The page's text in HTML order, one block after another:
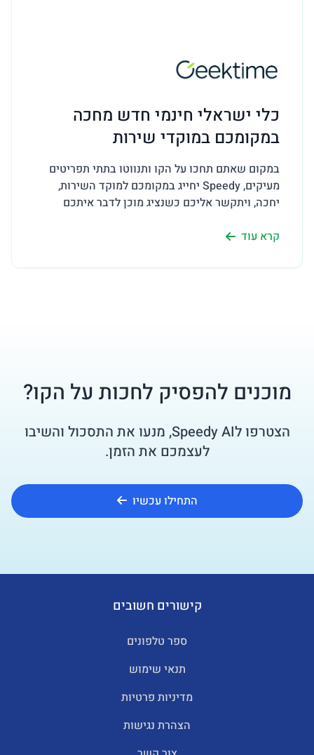
כלי ישראלי חינמי חדש מחכה
במקומכם במוקדי שירות
במקום שאתם תחכו על הקו ותנווטו בתתי תפריטים
מעיקים, Speedy יחייג במקומכם למוקד השירות,
יחכה, ויתקשר אליכם כשנציג מוכן לדבר איתכם
קרא עוד
מוכנים להפסיק לחכות על הקו?
הצטרפו לSpeedy AI, מנעו את התסכול והשיבו
לעצמכם את הזמן.
התחילו עכשיו
קישורים חשובים
ספר טלפונים
תנאי שימוש
מדיניות פרטיות
הצהרת נגישות